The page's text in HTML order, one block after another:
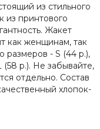
из стильного
из принтового
Жакет
как женщинам, так
размеров - S (44 р.),
(58 р.). Не забывайте,
отдельно. Состав
хлопок-